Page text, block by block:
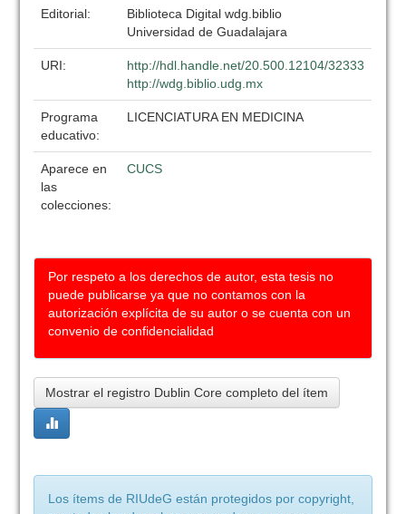
Editorial:
Biblioteca Digital wdg.biblio
Universidad de Guadalajara
URI:
http://hdl.handle.net/20.500.12104/32333
http://wdg.biblio.udg.mx
Programa
educativo:
LICENCIATURA EN MEDICINA
Aparece en
las
colecciones:
CUCS
Por respeto a los derechos de autor, esta tesis no
puede publicarse ya que no contamos con la
autorización explícita de su autor o se cuenta con un
convenio de confidencialidad
Mostrar el registro Dublin Core completo del ítem
Los ítems de RIUdeG están protegidos por copyright,